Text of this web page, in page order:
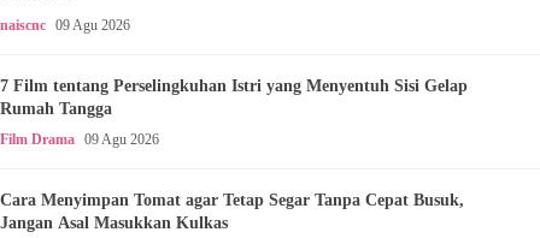
naiscnc 09 Agu 2026
7 Film tentang Perselingkuhan Istri yang Menyentuh Sisi Gelap
Rumah Tangga
Film Drama 09 Agu 2026
Cara Menyimpan Tomat agar Tetap Segar Tanpa Cepat Busuk,
Jangan Asal Masukkan Kulkas